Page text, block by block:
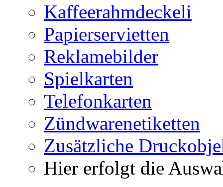
Kaffeerahmdeckeli
Papierservietten
Reklamebilder
Spielkarten
Telefonkarten
Zündwarenetiketten
Zusätzliche
Hier erfolgt die